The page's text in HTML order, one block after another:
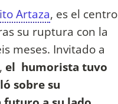
Artaza, es el centro
su ruptura con la
meses. Invitado a
, el humorista tuvo
sobre su